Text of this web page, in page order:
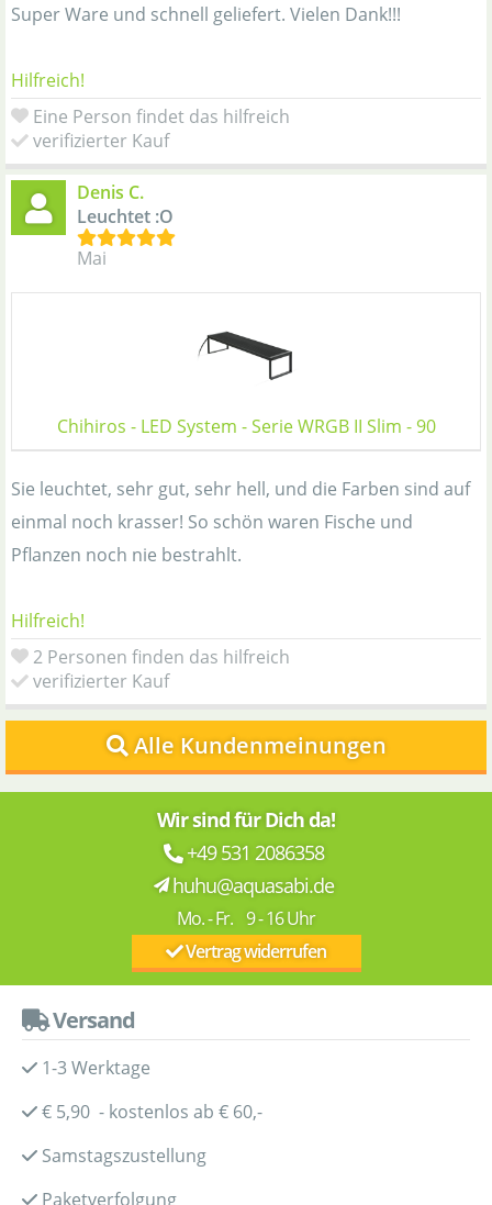
Super Ware und schnell geliefert. Vielen Dank!!!
Hilfreich!
Eine Person findet das hilfreich
verifizierter Kauf
Denis C.
Leuchtet :O
Mai
Chihiros - LED System - Serie WRGB II Slim - 90
Sie leuchtet, sehr gut, sehr hell, und die Farben sind auf
einmal noch krasser! So schön waren Fische und
Pflanzen noch nie bestrahlt.
Hilfreich!
2 Personen finden das hilfreich
verifizierter Kauf
Alle Kundenmeinungen
Wir sind für Dich da!
+49 531 2086358
huhu@aquasabi.de
Mo. - Fr. 9 - 16 Uhr
Vertrag widerrufen
Versand
1-3 Werktage
€ 5,90 - kostenlos ab € 60,-
Samstagszustellung
Paketverfolgung